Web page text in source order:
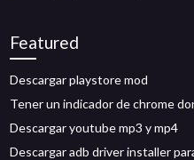
Featured
Descargar playstore mod
Tener un indicador de chrome
Descargar youtube mp3 y mp4
Descargar adb driver installer